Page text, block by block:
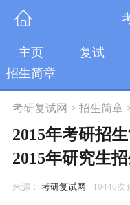
主页 复试
招生简章
考研复试网 > 招生简章
2015年考研招
2015年研究生
来源： 考研复试网 10446次